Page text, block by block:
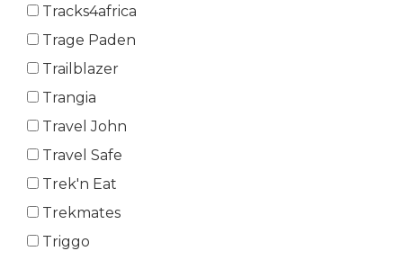
Tracks4africa
Trage Paden
Trailblazer
Trangia
Travel John
Travel Safe
Trek'n Eat
Trekmates
Triggo